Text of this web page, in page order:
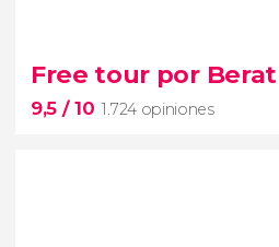
60 opiniones
Sazan y Karaburun
Free tour por Berat
9,5 / 10 1.724 opiniones